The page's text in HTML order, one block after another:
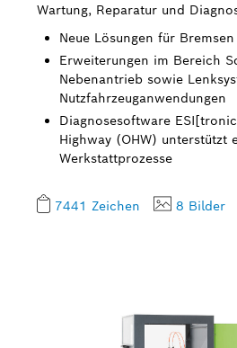
Wartung, Reparatur und
Neue Lösungen für
Erweiterungen im Bereich
Nebenantrieb sowie
Nutzfahrzeuganwendungen
Diagnosesoftware
Highway (OHW) unterstützt
Werkstattprozesse
7441 Zeichen 8 Bilder